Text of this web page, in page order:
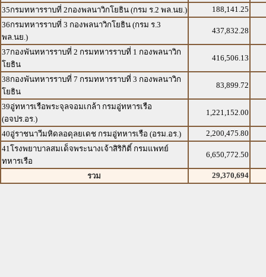
35กรมทหารราบที่ 2กองพลนาวิกโยธิน (กรม ร.2 พล.นย.)
188,141.25
36กรมทหารราบที่ 3 กองพลนาวิกโยธิน (กรม ร.3
พล.นย.)
437,832.28
37กองพันทหารราบที่ 2 กรมทหารราบที่ 1 กองพลนาวิก
โยธิน
416,506.13
38กองพันทหารราบที่ 7 กรมทหารราบที่ 3 กองพลนาวิก
โยธิน
83,899.72
39อู่ทหารเรือพระจุลจอมเกล้า กรมอู่ทหารเรือ
(อจปร.อร.)
1,221,152.00
40อู่ราชนาวีมหิดลอดุลยเดช กรมอู่ทหารเรือ (อรม.อร.)
2,200,475.80
41โรงพยาบาลสมเด็จพระนางเจ้าสิริกิติ์ กรมแพทย์
ทหารเรือ
6,650,772.50
รวม 29,370,694